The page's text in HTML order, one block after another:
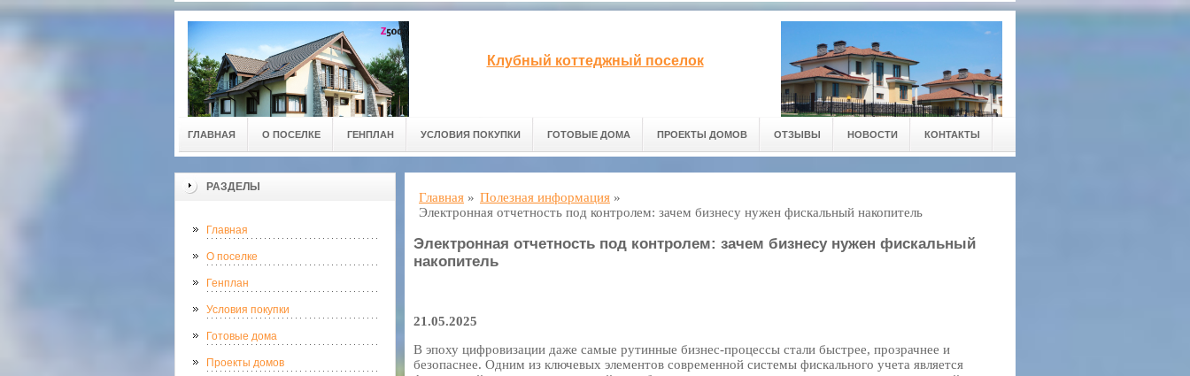
Клубный коттеджный поселок
ГЛАВНАЯ О ПОСЕЛКЕ ГЕНПЛАН УСЛОВИЯ ПОКУПКИ ГОТОВЫЕ ДОМА ПРОЕКТЫ ДОМОВ ОТЗЫВЫ НОВОСТИ КОНТАКТЫ
РАЗДЕЛЫ
Главная
О поселке
Генплан
Условия покупки
Готовые дома
Проекты домов
Главная » Полезная информация »
Электронная отчетность под контролем: зачем бизнесу нужен фискальный накопитель
Электронная отчетность под контролем: зачем бизнесу нужен фискальный
накопитель
21.05.2025
В эпоху цифровизации даже самые рутинные бизнес-процессы стали быстрее, прозрачнее и
безопаснее. Одним из ключевых элементов современной системы фискального учета является